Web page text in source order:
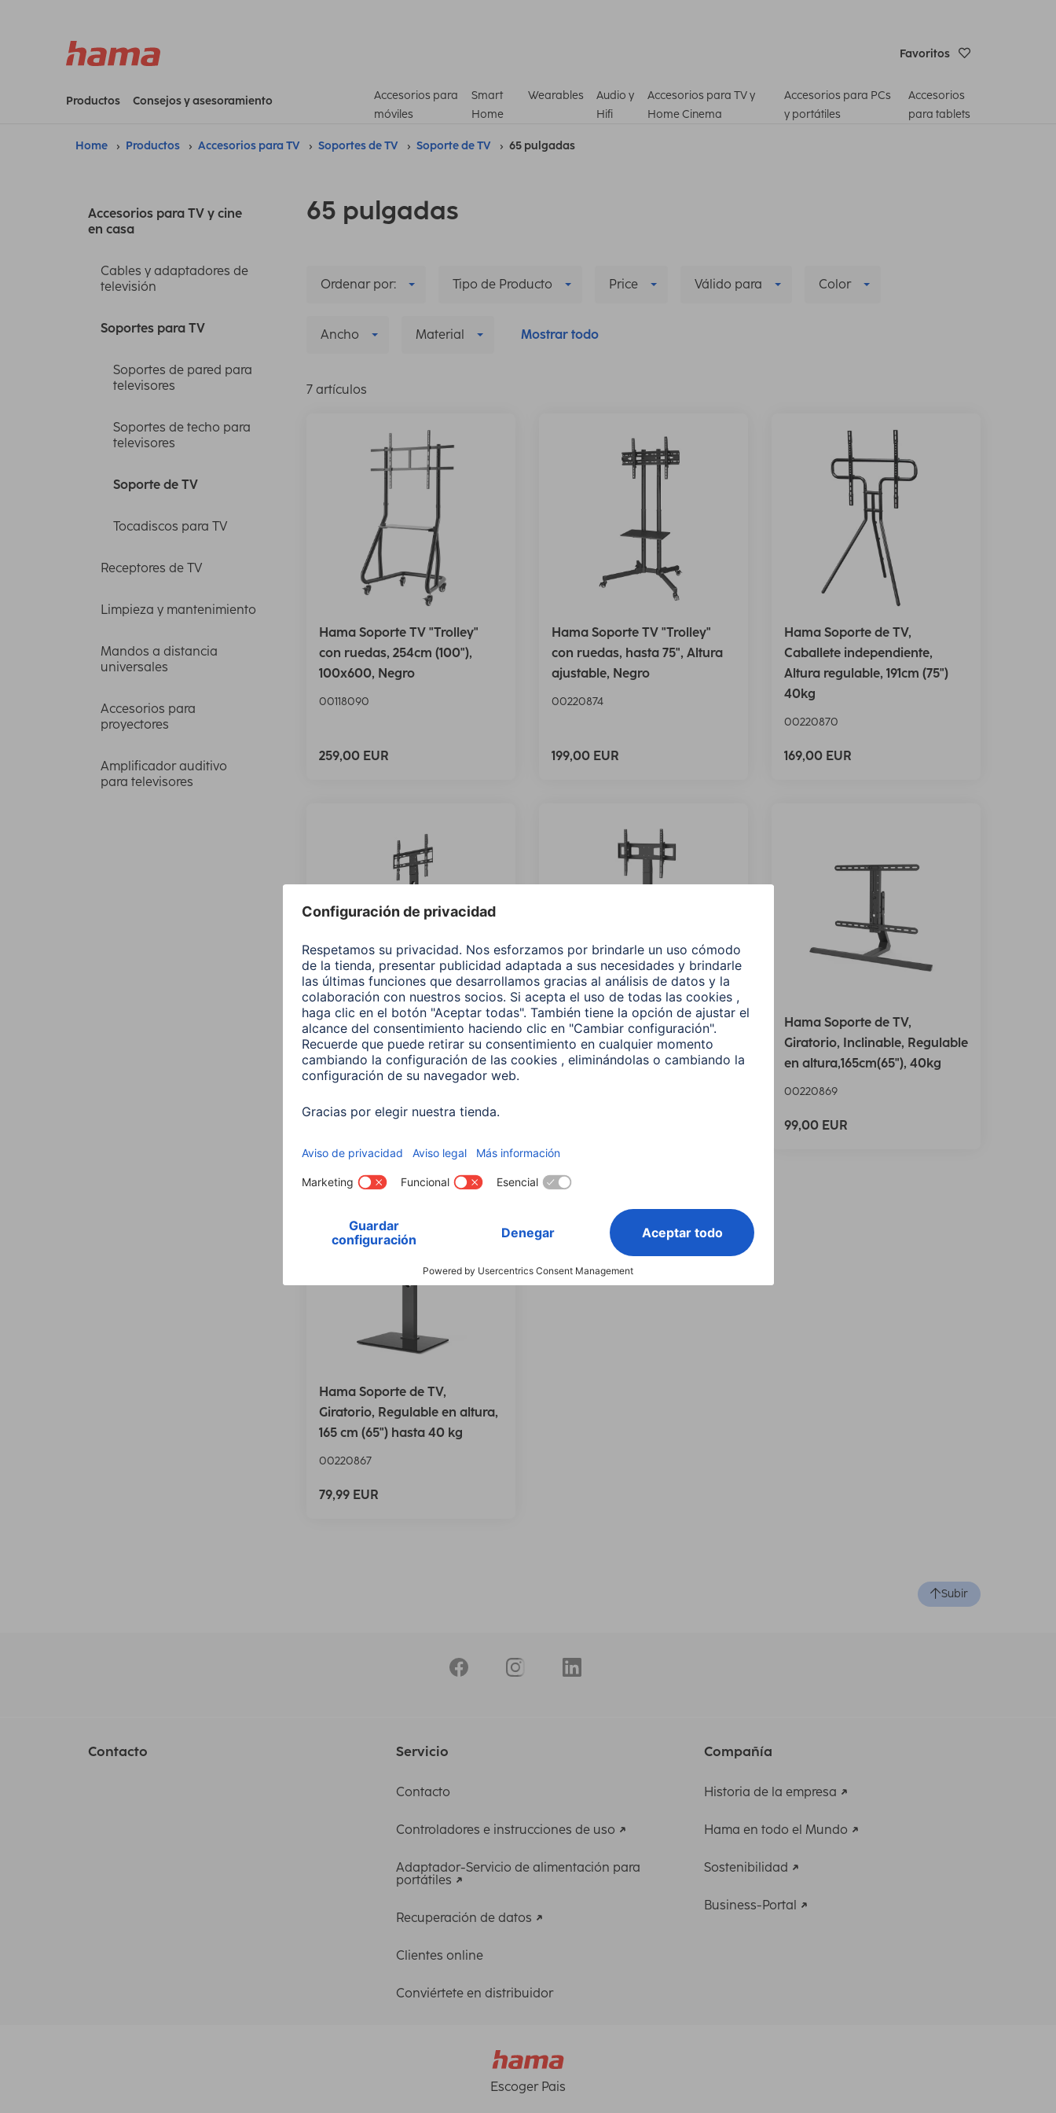
Favoritos
Productos Consejos y asesoramiento
Accesorios para
móviles
Smart
Home
Wearables
Audio y
Hifi
Accesorios para TV y
Home Cinema
Accesorios para PCs
y portátiles
Accesorios
para tablets
Home Productos Accesorios para TV Soportes de TV Soporte de TV 65 pulgadas
Accesorios para TV y cine
en casa
Cables y adaptadores de
televisión
Soportes para TV
Soportes de pared para
televisores
Soportes de techo para
televisores
Soporte de TV
Tocadiscos para TV
Receptores de TV
Limpieza y mantenimiento
Mandos a distancia
universales
Accesorios para
proyectores
Amplificador auditivo
para televisores
65 pulgadas
Ordenar por: Tipo de Producto Price Válido para Color
Ancho Material Mostrar todo
7 artículos
Hama Soporte TV "Trolley"
con ruedas, 254cm (100"),
100x600, Negro
00118090
259,00 EUR
Hama Soporte TV "Trolley"
con ruedas, hasta 75", Altura
ajustable, Negro
00220874
199,00 EUR
Hama Soporte de TV,
Caballete independiente,
Altura regulable, 191cm (75")
40kg
00220870
169,00 EUR
Hama Soporte de TV,
Giratorio, Regulable en altura,
165 cm (65") hasta 35kg
Hama Soporte p / TV,
giratorio, regulable en altura,
191 cm (75") hasta 40 kg
Hama Soporte de TV,
Giratorio, Inclinable, Regulable
en altura,165cm(65"), 40kg
00220869
99,00 EUR
Hama Soporte de TV,
Giratorio, Regulable en altura,
165 cm (65") hasta 40 kg
00220867
79,99 EUR
Subir
Contacto Servicio
Contacto
Controladores e instrucciones de uso
Adaptador-Servicio de alimentación para
portátiles
Recuperación de datos
Clientes online
Conviértete en distribuidor
Compañía
Historia de la empresa
Hama en todo el Mundo
Sostenibilidad
Business-Portal
Escoger Pais